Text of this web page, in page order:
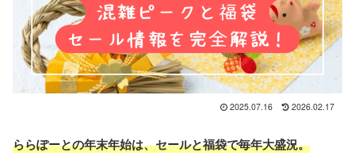
2025.07.16 2026.02.17
ららぽーとの年末年始は、セールと福袋で毎年大盛況。